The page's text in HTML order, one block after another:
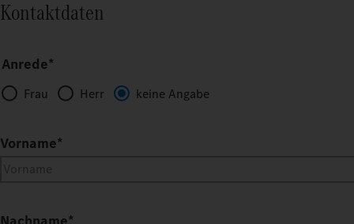
Kontaktdaten
Anrede*
Frau Herr keine Angabe
Vorname*